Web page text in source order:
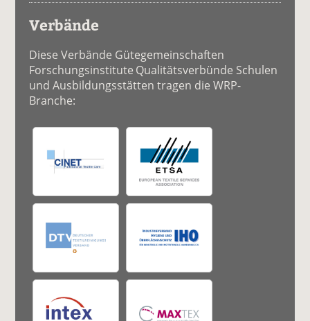
Verbände
Diese Verbände Gütegemeinschaften
Forschungsinstitute Qualitätsverbünde Schulen
und Ausbildungsstätten tragen die WRP-
Branche: